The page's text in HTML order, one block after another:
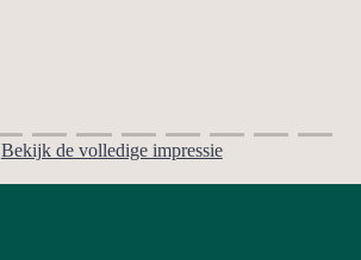
Bekijk de volledige impressie